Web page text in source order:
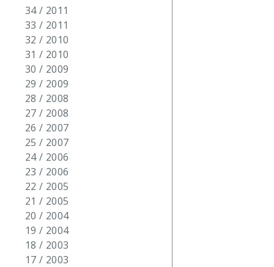
34 / 2011
33 / 2011
32 / 2010
31 / 2010
30 / 2009
29 / 2009
28 / 2008
27 / 2008
26 / 2007
25 / 2007
24 / 2006
23 / 2006
22 / 2005
21 / 2005
20 / 2004
19 / 2004
18 / 2003
17 / 2003